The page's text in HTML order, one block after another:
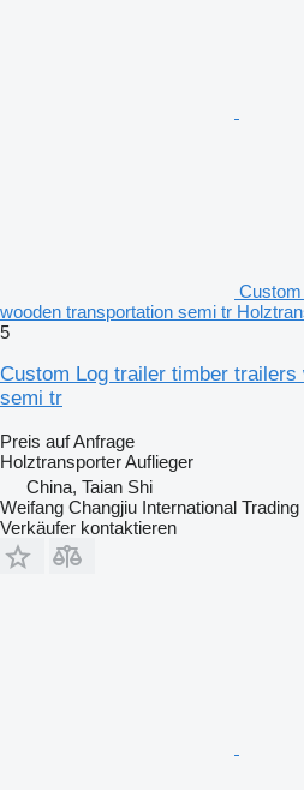
wooden transportation semi tr
5
Custom Log trailer timber trailers
semi tr
Preis auf Anfrage
Holztransporter Auflieger
China, Taian Shi
Weifang Changjiu International Trading
Verkäufer kontaktieren